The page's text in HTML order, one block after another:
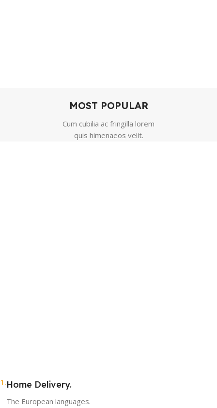
MOST POPULAR
Cum cubilia ac fringilla lorem
quis himenaeos velit.
1.Home Delivery.
The European languages.